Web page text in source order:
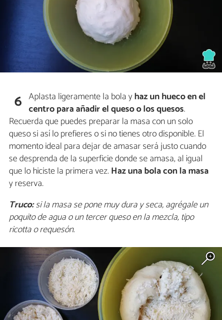
6 Aplasta ligeramente la bola yhaz un hueco en el
centro para añadir el queso o los quesos.
Recuerda que puedes preparar la masa con un solo
queso si así lo prefieres o si no tienes otro disponible. El
momento ideal para dejar de amasar será justo cuando
se desprenda de la superficie donde se amasa, al igual
que lo hiciste la primera vez. Haz una bola con la masa
y reserva.
Truco:si la masa se pone muy dura y seca, agrégale un
poquito de agua o un tercer queso en la mezcla, tipo
ricotta o requesón.